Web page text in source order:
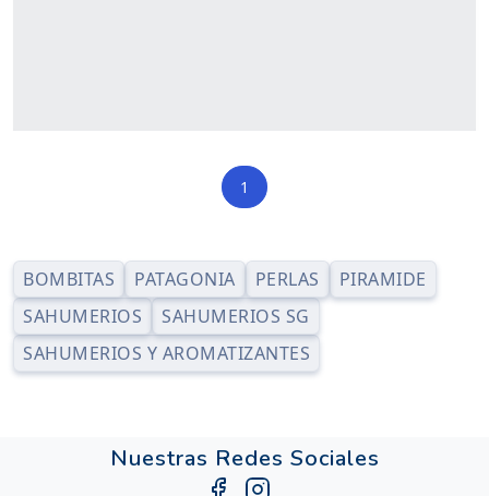
1
BOMBITAS PATAGONIA PERLAS
PIRAMIDE
SAHUMERIOS
SAHUMERIOS SG
SAHUMERIOS Y AROMATIZANTES
Nuestras Redes Sociales